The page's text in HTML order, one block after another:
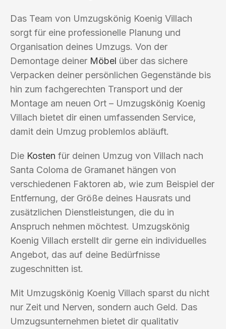
Das Team von Umzugskönig Koenig Villach
sorgt für eine professionelle Planung und
Organisation deines Umzugs. Von der
Demontage deiner Möbel über das sichere
Verpacken deiner persönlichen Gegenstände bis
hin zum fachgerechten Transport und der
Montage am neuen Ort – Umzugskönig Koenig
Villach bietet dir einen umfassenden Service,
damit dein Umzug problemlos abläuft.
Die Kosten für deinen Umzug von Villach nach
Santa Coloma de Gramanet hängen von
verschiedenen Faktoren ab, wie zum Beispiel der
Entfernung, der Größe deines Hausrats und
zusätzlichen Dienstleistungen, die du in
Anspruch nehmen möchtest. Umzugskönig
Koenig Villach erstellt dir gerne ein individuelles
Angebot, das auf deine Bedürfnisse
zugeschnitten ist.
Mit Umzugskönig Koenig Villach sparst du nicht
nur Zeit und Nerven, sondern auch Geld. Das
Umzugsunternehmen bietet dir qualitativ